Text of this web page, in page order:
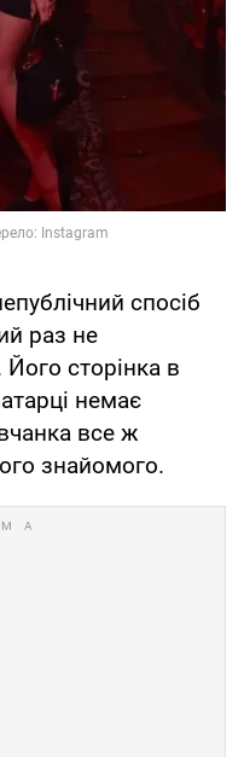
спосіб
раз не
сторінка в
немає
все ж
знайомого.